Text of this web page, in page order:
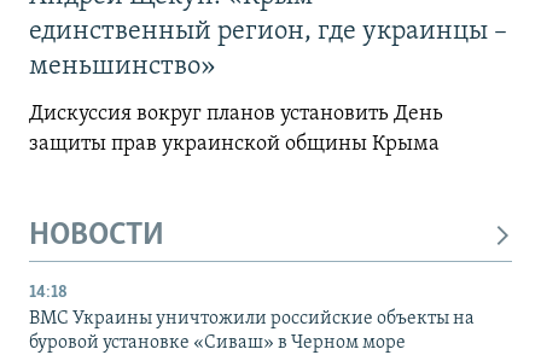
единственный регион, где украинцы –
меньшинство»
Дискуссия вокруг планов установить День
защиты прав украинской общины Крыма
НОВОСТИ
14:18
ВМС Украины уничтожили российские объекты на
буровой установке «Сиваш» в Черном море